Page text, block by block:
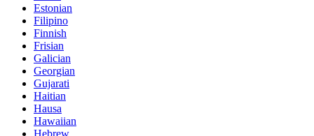
Estonian
Filipino
Finnish
Frisian
Galician
Georgian
Gujarati
Haitian
Hausa
Hawaiian